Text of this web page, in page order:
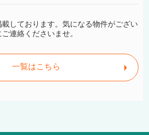
しております。気になる物件がござい
連絡くださいませ。
一覧はこちら